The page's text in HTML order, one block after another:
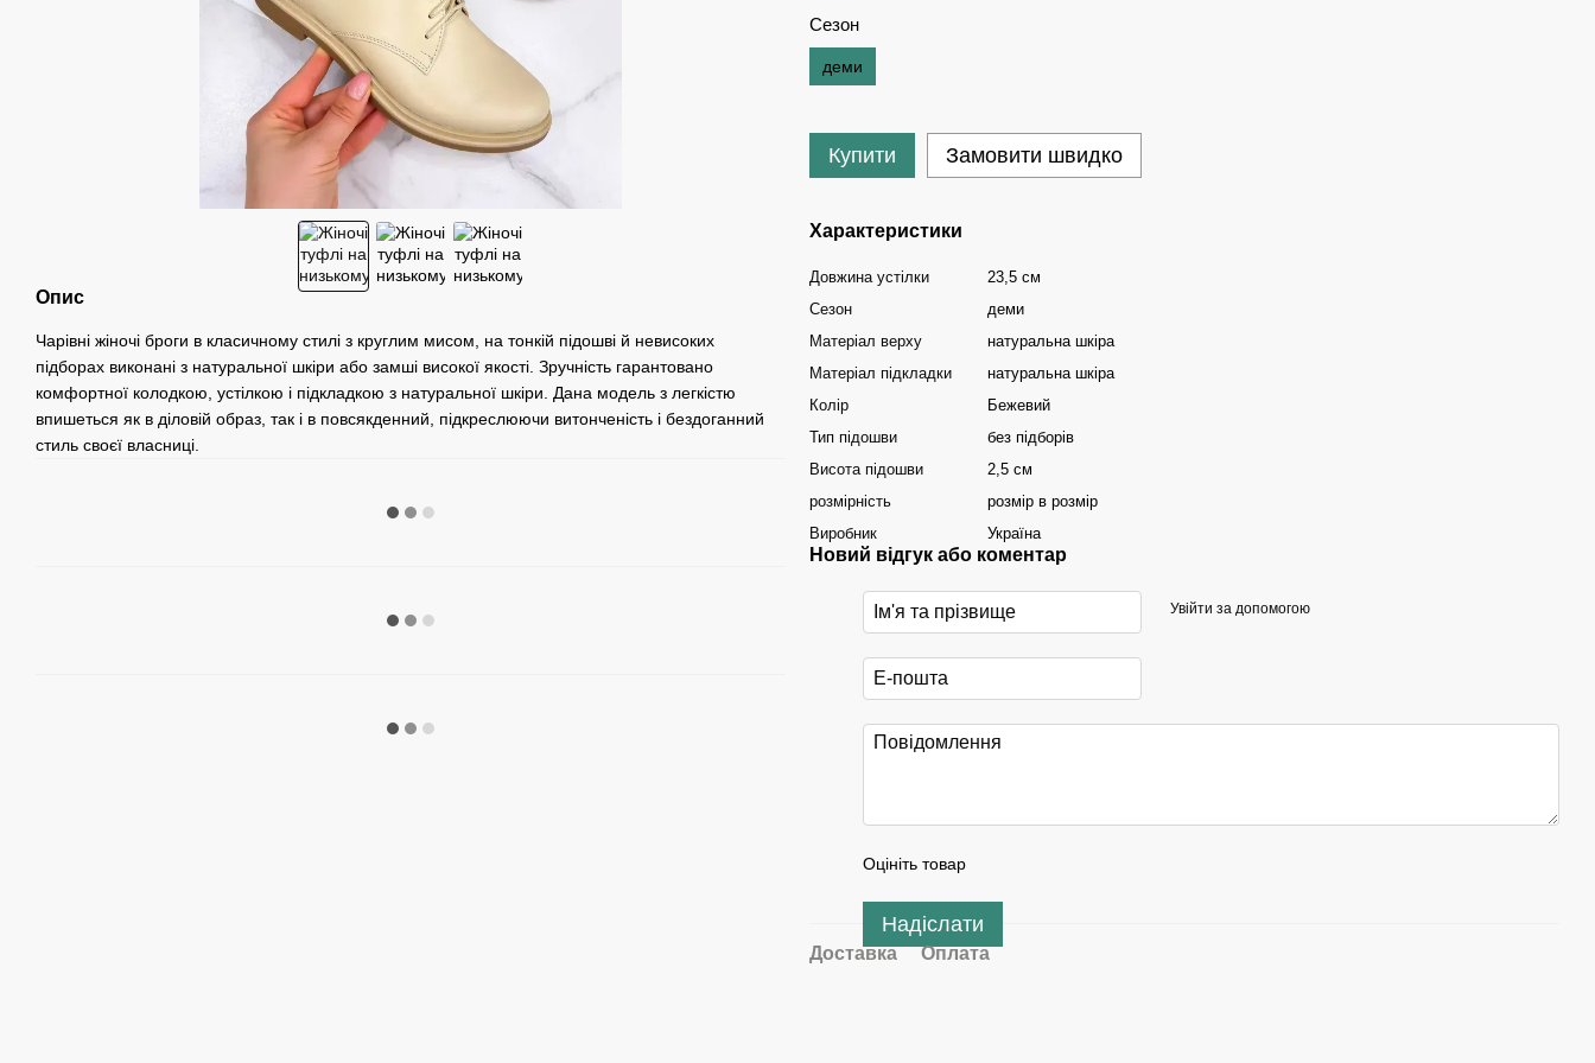
Опис
Чарівні жіночі броги в класичному стилі з круглим мисом, на тонкій підошві й невисоких
підборах виконані з натуральної шкіри або замші високої якості. Зручність гарантовано
комфортної колодкою, устілкою і підкладкою з натуральної шкіри. Дана модель з легкістю
впишеться як в діловій образ, так і в повсякденний, підкреслюючи витонченість і бездоганний
стиль своєї власниці.
Сезон
деми
Купити Замовити швидко
Характеристики
Довжина устілки
23,5 см
Сезон
деми
Матеріал верху
натуральна шкіра
Матеріал підкладки
натуральна шкіра
Колір
Бежевий
Тип підошви
без підборів
Висота підошви
2,5 см
розмірність
розмір в розмір
Виробник
Україна
Новий відгук або коментар
Увійти за допомогою
Оцініть товар
Надіслати
Доставка Оплата